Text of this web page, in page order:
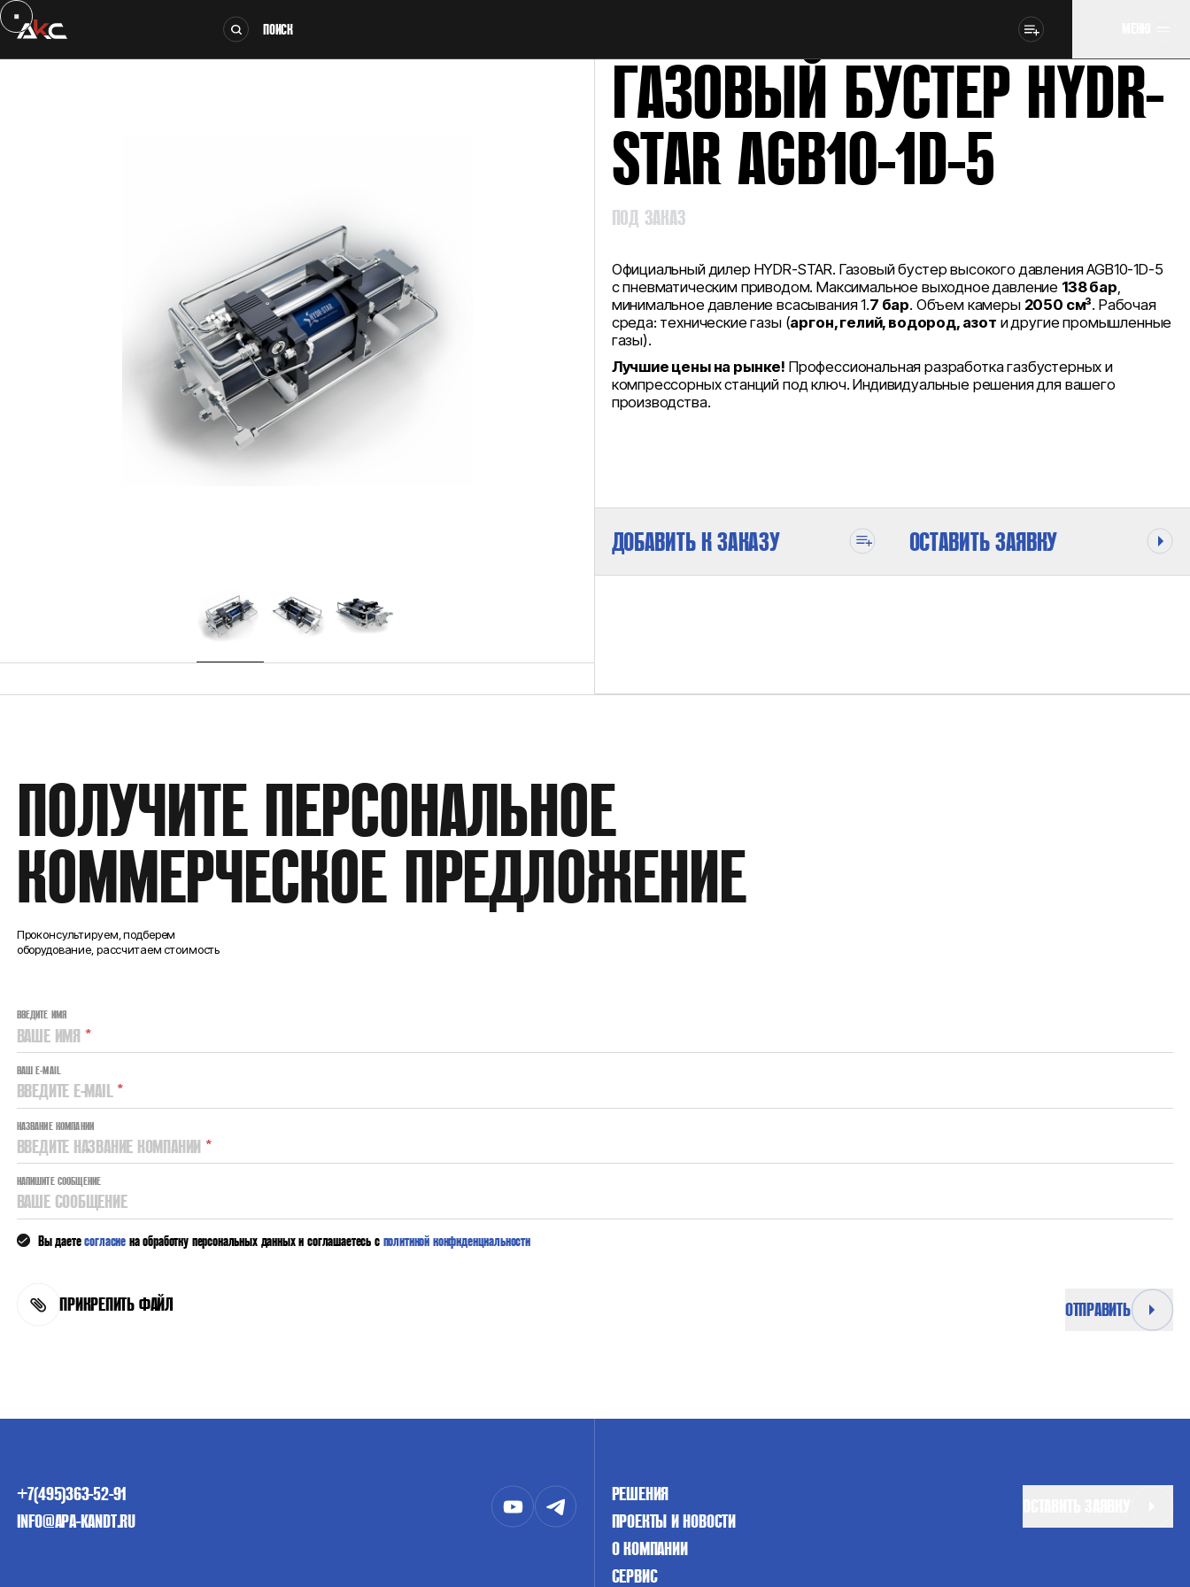
ГАЗОВЫЙ БУСТЕР HYDR-
STAR AGB10-1D-5
ПОД ЗАКАЗ
Официальный дилер HYDR-STAR. Газовый бустер высокого давления AGB10-1D-5
с пневматическим приводом. Максимальное выходное давление 138 бар,
минимальное давление всасывания 1.7 бар. Объем камеры 2050 см³. Рабочая
среда: технические газы (аргон, гелий, водород, азот и другие промышленные
газы).
Лучшие цены на рынке! Профессиональная разработка газбустерных и
компрессорных станций под ключ. Индивидуальные решения для вашего
производства.
ДОБАВИТЬ К ЗАКАЗУ ОСТАВИТЬ ЗАЯВКУ
КОЭФФИЦИЕНТ ДАВЛЕНИЯ
МАКСИМАЛЬНОЕ ДАВЛЕНИЕ НА ВХОДЕ
ПОЛУЧИТЕ ПЕРСОНАЛЬНОЕ
КОММЕРЧЕСКОЕ ПРЕДЛОЖЕНИЕ
Проконсультируем, подберем
оборудование, рассчитаем стоимость
ВВЕДИТЕ ИМЯ
ВАШЕ ИМЯ *
ВАШ E-MAIL
ВВЕДИТЕ E-MAIL*
НАЗВАНИЕ КОМПАНИИ
ВВЕДИТЕ НАЗВАНИЕ КОМПАНИИ *
НАПИШИТЕ СООБЩЕНИЕ
ВАШЕ СООБЩЕНИЕ
Вы даетесогласиена обработку персональных данных и соглашаетесь сполитикой конфиденциальности
ПРИКРЕПИТЬ ФАЙЛ ОТПРАВИТЬ
+7(495)363-52-91
INFO@APA-KANDT.RU
РЕШЕНИЯ
ПРОЕКТЫ И НОВОСТИ
О КОМПАНИИ
СЕРВИС